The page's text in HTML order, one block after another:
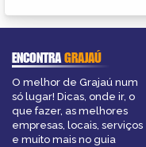
ENCONTRAGRAJAÚ
O melhor de Grajaú num
só lugar! Dicas, onde ir, o
que fazer, as melhores
empresas, locais, serviços
e muito mais no guia